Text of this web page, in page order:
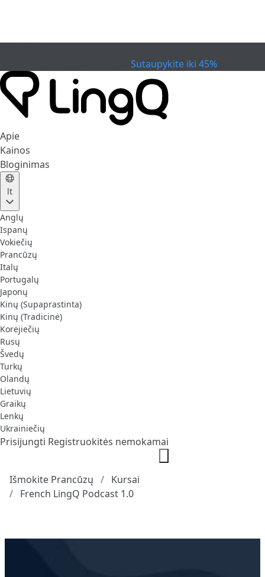
Sutaupykite iki 45%
Apie
Kainos
Bloginimas
lt
Anglų
Ispanų
Vokiečių
Prancūzų
Italų
Portugalų
Japonų
Kinų (Supaprastinta)
Kinų (Tradicinė)
Korėjiečių
Rusų
Švedų
Turkų
Olandų
Lietuvių
Graikų
Lenkų
Ukrainiečių
Prisijungti Registruokitės nemokamai
Išmokite Prancūzų
Kursai
French LingQ Podcast 1.0